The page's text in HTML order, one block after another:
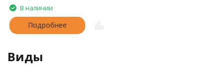
В наличии
Подробнее
Виды